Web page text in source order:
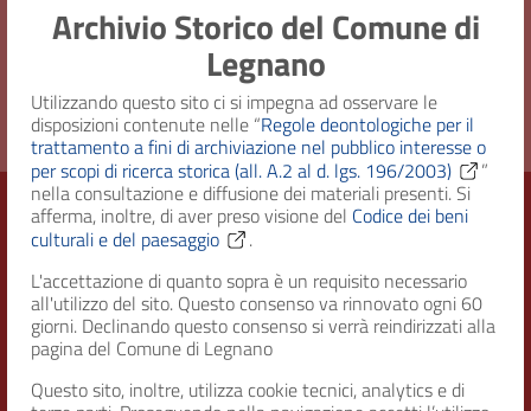
Archivio Storico del Comune di
Legnano
Utilizzando questo sito ci si impegna ad osservare le
disposizioni contenute nelle “Regole deontologiche per il
trattamento a fini di archiviazione nel pubblico interesse o
per scopi di ricerca storica (all. A.2 al d. lgs. 196/2003)
”
nella consultazione e diffusione dei materiali presenti. Si
afferma, inoltre, di aver preso visione del Codice dei beni
culturali e del paesaggio
.
L'accettazione di quanto sopra è un requisito necessario
all'utilizzo del sito. Questo consenso va rinnovato ogni 60
giorni. Declinando questo consenso si verrà reindirizzati alla
pagina del Comune di Legnano
Questo sito, inoltre, utilizza cookie tecnici, analytics e di
Uso pubblico
Città di Legnano – Archivio Storico
RECAPITI